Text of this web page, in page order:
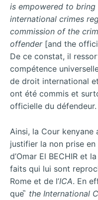
is empowered to
international crimes
commission of the
offender [and the
De ce constat, il
compétence
de droit international
ont été commis et
officielle du défendeur.
Ainsi, la Cour
justifier la non prise
d’Omar El BECHIR et
faits qui lui sont
Rome et de l’ICA. En
que ̏ the International